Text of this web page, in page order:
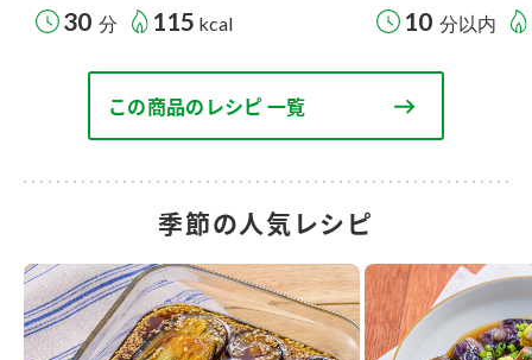
30 分 115 kcal 10 分以内
この商品のレシピ 一覧
季節の人気レシピ